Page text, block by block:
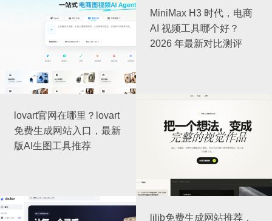
MiniMax H3 时代，电商
AI 视频工具哪个好？
2026 年最新对比测评
lovart官网在哪里？lovart
免费生成网站入口，最新
版AI生图工具推荐
lilib免费生成网站推荐，